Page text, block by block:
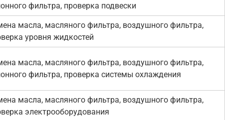
фильтра, проверка подвески
масла, масляного фильтра, воздушного фильтра,
уровня жидкостей
масла, масляного фильтра, воздушного фильтра,
фильтра, проверка системы охлаждения
масла, масляного фильтра, воздушного фильтра,
электрооборудования